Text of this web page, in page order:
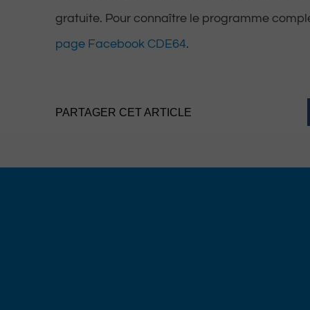
gratuite. Pour connaître le programme
page Facebook CDE64.
PARTAGER CET ARTICLE